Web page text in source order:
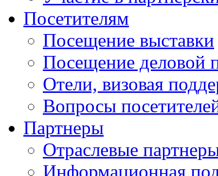
Посетителям
Посещение выставки
Посещение деловой
Отели, визовая
Вопросы
Партнеры
Отраслевые
Информационная